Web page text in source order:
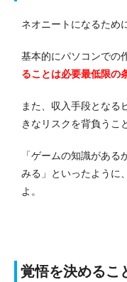
ネオニートになるため
基本的にパソコンでの
ることは必要最低限の
また、収入手段となる
きなリスクを背負うこ
「ゲームの知識があ
みる」といったように
よ。
覚悟を決めるこ